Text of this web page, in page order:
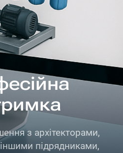
з архітекторами,
підрядниками,